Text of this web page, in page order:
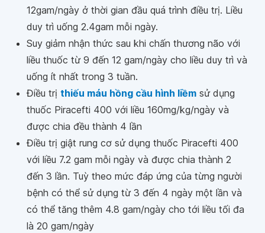
12gam/ngày ở thời gian đầu quá trình điều trị. Liều
duy trì uống 2.4gam mỗi ngày.
Suy giảm nhận thức sau khi chấn thương não với
liều thuốc từ 9 đến 12 gam/ngày cho liều duy trì và
uống ít nhất trong 3 tuần.
Điều trị thiếu máu hồng cầu hình liềm sử dụng
thuốc Piracefti 400 với liều 160mg/kg/ngày và
được chia đều thành 4 lần
Điều trị giật rung cơ sử dụng thuốc Piracefti 400
với liều 7.2 gam mỗi ngày và được chia thành 2
đến 3 lần. Tuỳ theo mức đáp ứng của từng người
bệnh có thể sử dụng từ 3 đến 4 ngày một lần và
có thể tăng thêm 4.8 gam/ngày cho tới liều tối đa
là 20 gam/ngày